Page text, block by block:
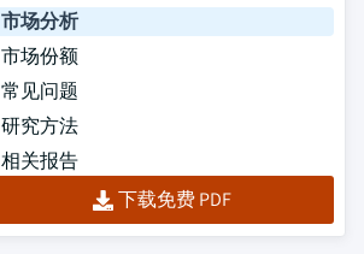
市场分析
市场份额
常见问题
研究方法
相关报告
下载免费 PDF